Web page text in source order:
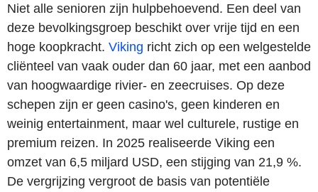
Niet alle senioren zijn hulpbehoevend. Een deel van
deze bevolkingsgroep beschikt over vrije tijd en een
hoge koopkracht. Viking richt zich op een welgestelde
cliënteel van vaak ouder dan 60 jaar, met een aanbod
van hoogwaardige rivier- en zeecruises. Op deze
schepen zijn er geen casino's, geen kinderen en
weinig entertainment, maar wel culturele, rustige en
premium reizen. In 2025 realiseerde Viking een
omzet van 6,5 miljard USD, een stijging van 21,9 %.
De vergrijzing vergroot de basis van potentiële